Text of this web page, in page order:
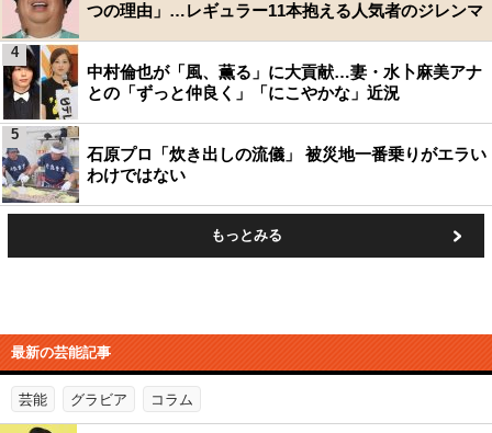
つの理由」…レギュラー11本抱える人気者のジレンマ
中村倫也が「風、薫る」に大貢献…妻・水卜麻美アナ
との「ずっと仲良く」「にこやかな」近況
4
石原プロ「炊き出しの流儀」 被災地一番乗りがエラい
わけではない
5
もっとみる
最新の芸能記事
芸能 グラビア コラム